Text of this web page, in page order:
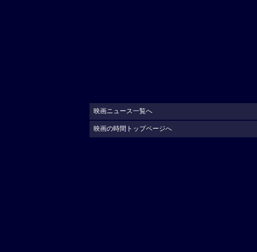
映画ニュース一覧へ
映画の時間トップページへ